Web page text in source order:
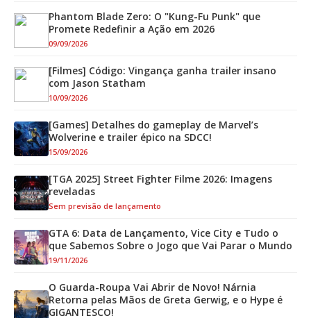
Phantom Blade Zero: O "Kung-Fu Punk" que
Promete Redefinir a Ação em 2026
09/09/2026
[Filmes] Código: Vingança ganha trailer insano
com Jason Statham
10/09/2026
[Games] Detalhes do gameplay de Marvel’s
Wolverine e trailer épico na SDCC!
15/09/2026
[TGA 2025] Street Fighter Filme 2026: Imagens
reveladas
Sem previsão de lançamento
GTA 6: Data de Lançamento, Vice City e Tudo o
que Sabemos Sobre o Jogo que Vai Parar o Mundo
19/11/2026
O Guarda-Roupa Vai Abrir de Novo! Nárnia
Retorna pelas Mãos de Greta Gerwig, e o Hype é
GIGANTESCO!